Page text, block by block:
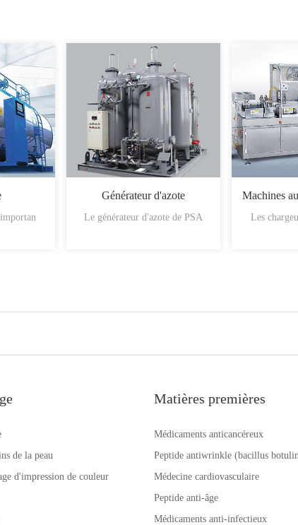
Générateur d'azote
Le générateur d'azote de PSA Les
de la peau
d'impression de couleur
Matières premières
Médicaments anticancéreux
Peptide antiwrinkle (bacillus
Médecine cardiovasculaire
Peptide anti-âge
Médicaments anti-infectieux